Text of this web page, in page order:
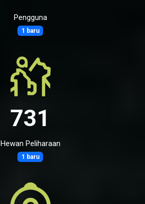
Pengguna
1 baru
731
Hewan Peliharaan
1 baru